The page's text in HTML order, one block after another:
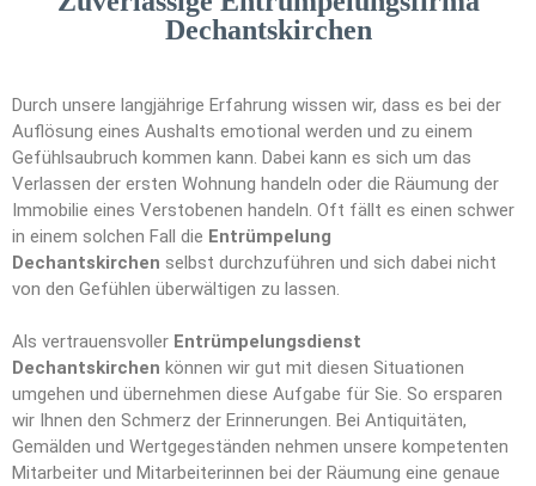
Dechantskirchen
Durch unsere langjährige Erfahrung wissen wir, dass es bei der
Auflösung eines Aushalts emotional werden und zu einem
Gefühlsaubruch kommen kann. Dabei kann es sich um das
Verlassen der ersten Wohnung handeln oder die Räumung der
Immobilie eines Verstobenen handeln. Oft fällt es einen schwer
in einem solchen Fall die Entrümpelung
Dechantskirchen selbst durchzuführen und sich dabei nicht
von den Gefühlen überwältigen zu lassen.
Als vertrauensvoller Entrümpelungsdienst
Dechantskirchen können wir gut mit diesen Situationen
umgehen und übernehmen diese Aufgabe für Sie. So ersparen
wir Ihnen den Schmerz der Erinnerungen. Bei Antiquitäten,
Gemälden und Wertgegeständen nehmen unsere kompetenten
Mitarbeiter und Mitarbeiterinnen bei der Räumung eine genaue